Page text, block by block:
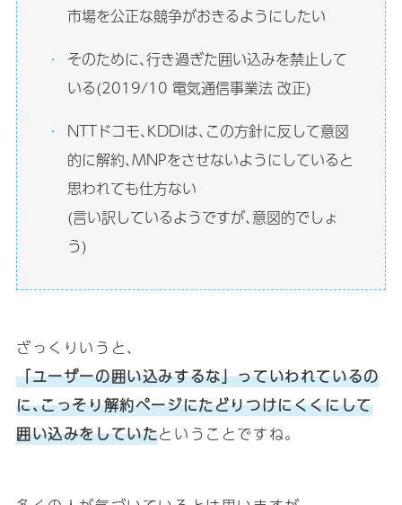
市場を公正な競争がおきるようにしたい
そのために､行き過ぎた囲い込みを禁止して
いる(2019/10 電気通信事業法 改正)
NTTドコモ､KDDIは､この方針に反して意図
的に解約､MNPをさせないようにしていると
思われても仕方ない
(言い訳しているようですが､意図的でしょ
う)
ざっくりいうと､
「ユーザーの囲い込みするな」っていわれているの
に､こっそり解約ページにたどりつけにくくにして
囲い込みをしていたということですね｡